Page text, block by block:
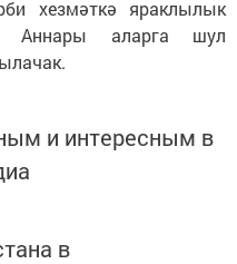
хезмәткә яраклылык
Аннары аларга шул
и интересным в
в